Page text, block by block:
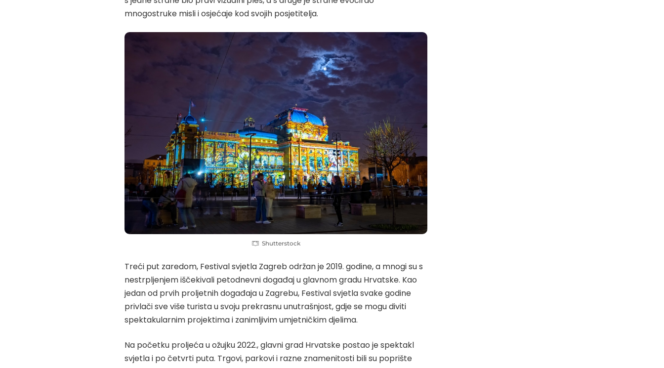
mnogostruke misli i osjećaje kod svojih posjetitelja.
Shutterstock
Treći put zaredom, Festival svjetla Zagreb održan je 2019. godine, a mnogi su s
nestrpljenjem iščekivali petodnevni događaj u glavnom gradu Hrvatske. Kao
jedan od prvih proljetnih događaja u Zagrebu, Festival svjetla svake godine
privlači sve više turista u svoju prekrasnu unutrašnjost, gdje se mogu diviti
spektakularnim projektima i zanimljivim umjetničkim djelima.
Na početku proljeća u ožujku 2022., glavni grad Hrvatske postao je spektakl
svjetla i po četvrti puta. Trgovi, parkovi i razne znamenitosti bili su poprište